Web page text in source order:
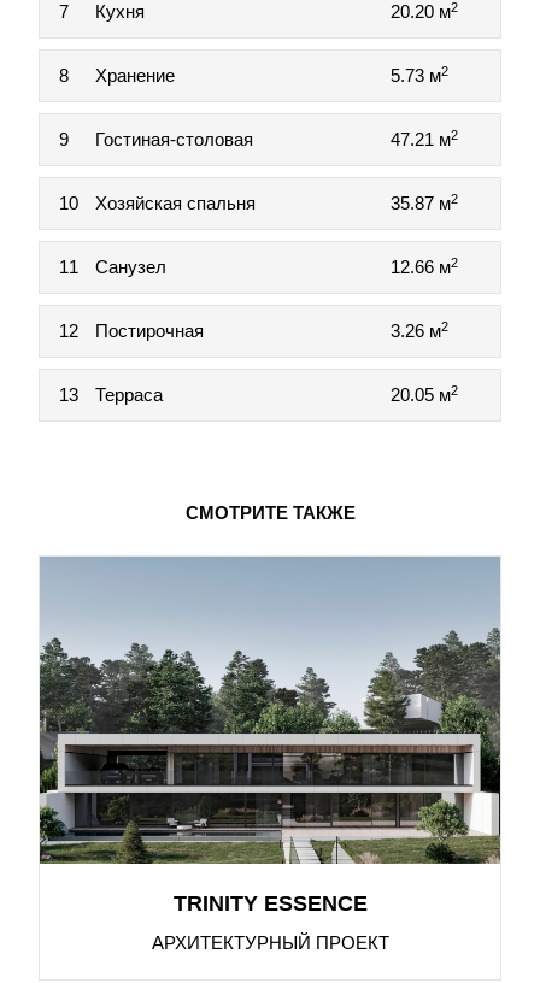
7 Кухня 20.20 м2
8 Хранение 5.73 м2
9 Гостиная-столовая 47.21 м2
10 Хозяйская спальня 35.87 м2
11 Санузел 12.66 м2
12 Постирочная 3.26 м2
13 Терраса 20.05 м2
СМОТРИТЕ ТАКЖЕ
TRINITY ESSENCE
АРХИТЕКТУРНЫЙ ПРОЕКТ